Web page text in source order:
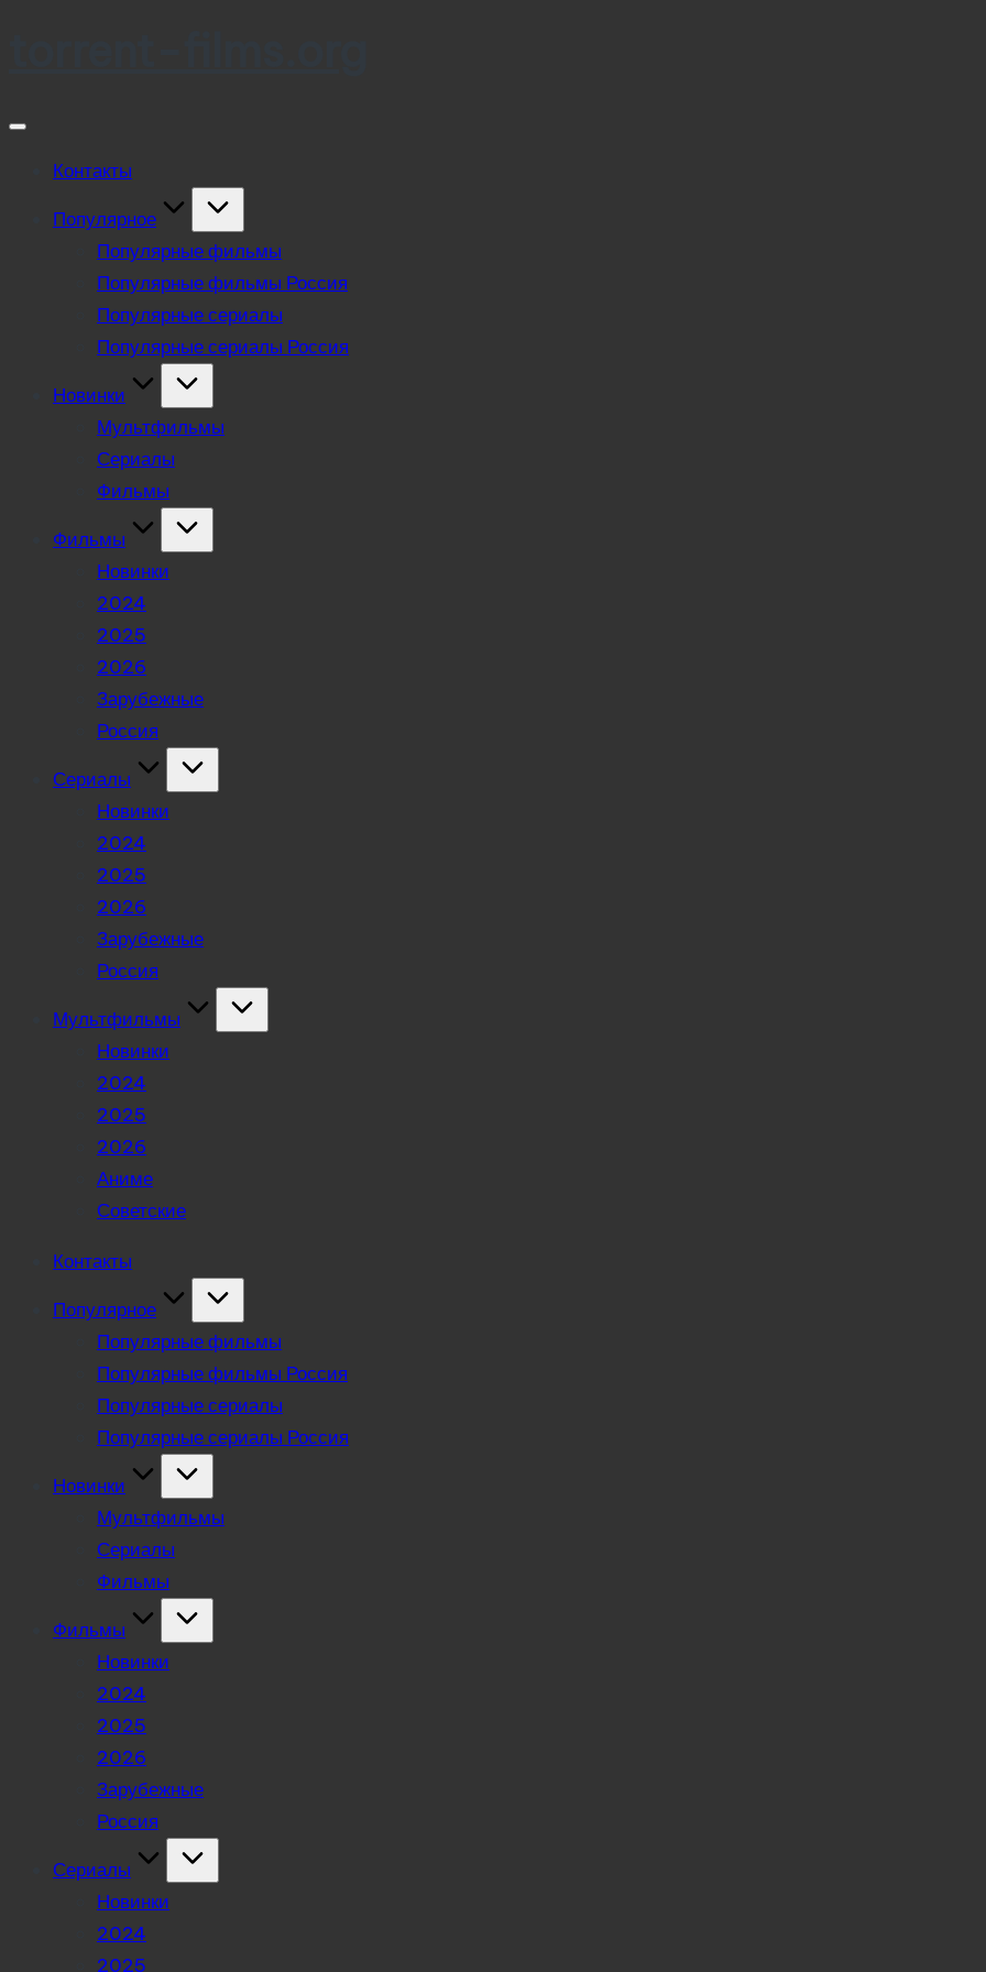
Контакты
Популярное
Популярные фильмы
Популярные фильмы Россия
Популярные сериалы
Популярные сериалы Россия
Новинки
Мультфильмы
Сериалы
Фильмы
Фильмы
Новинки
2024
2025
2026
Зарубежные
Россия
Сериалы
Новинки
2024
2025
2026
Зарубежные
Россия
Мультфильмы
Новинки
2024
2025
2026
Аниме
Советские
Контакты
Популярное
Популярные фильмы
Популярные фильмы Россия
Популярные сериалы
Популярные сериалы Россия
Новинки
Мультфильмы
Сериалы
Фильмы
Фильмы
Новинки
2024
2025
2026
Зарубежные
Россия
Сериалы
Новинки
2024
2025